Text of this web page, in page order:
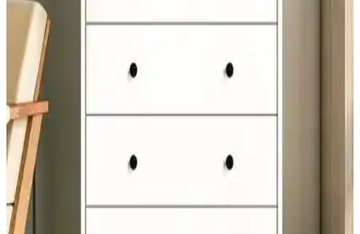
Maria Claire'in keten nevresim takımı, kırıkbeyaz rengi ve doğal
dokusuyla şıklık ve konforu bir arada sunar. Uzun ömürlü, nefes
alabilir ve pratik kullanımıyla yatak odalarına zarif bir atmosfer
sağlar.
Madame Coco Agate Coco Crep Baskılı Çift Kişilik
Nevresim Takımı: 4 Mevsim, Pamuk
Madame Coco Agate Coco Crep Baskılı Nevresim Takımı, 4
mevsim kullanılabilirlik, %100 pamuk yapısı, coco crep dokuması
ve haki desenli tasarımıyla odanıza zarif, nefes alabilir ve dayanıklı
bir uyku seti sunar.
Cool Halı Milano 667 ve Vera 1453 modellerinin
detaylı karşılaştırması